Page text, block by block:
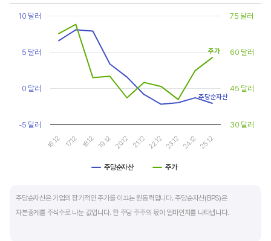
기업의 10년 정도의 장기적인 주가순자산배수 추이를 확인하는 것이 좋습니다.
주가순자산배수는 자기자본이익률이 높을때와 낮을때에 따라 다르게 평가받습니다. 현재
ROE와 비슷한 ROE를 기록한 과거년도를 찾고, 그 당시 시장에서 평가 받은
주가순자산배수(PBR)를 확인해 현재 주가의 저평가 여부를 판단하는 것이 좋습니다.
Chart
Line chart with 2 lines.
View as data table, Chart
The chart has 1 X axis displaying categories.
The chart has 2 Y axes displaying values, and values.
주당순자산 주가
16.12 17.12 18.12 19.12 20.12 21.12 22.12 23.12 24.12 25.12
-5 달러
0 달러
5 달러
10 달러
30 달러
45 달러
60 달러
75 달러
주당순자산
주가
주당순자산은 기업의 장기적인 주가를 이끄는 원동력입니다. 주당순자산(BPS)은
자본총계를 주식수로 나눈 값입니다. 한 주당 주주의 몫이 얼마인지를 나타냅니다.